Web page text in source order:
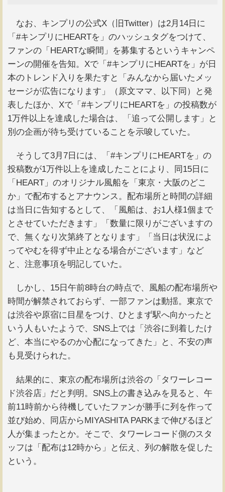
なお、キンプリの公式X（旧Twitter）は2月14日に
「#キンプリにHEARTを」のハッシュタグをつけて、
ファンの「HEARTな瞬間」を募集するというキャンペ
ーンの開催を告知。Xで「#キンプリにHEARTを」が日
本のトレンド入りを果たすと「みんなから届いたメッ
セージが広告になります」（原文ママ、以下同）と発
表したほか、Xで「#キンプリにHEARTを」の投稿数が
1万件以上を達成した場合は、「追って公開します」と
別の企画が待ち受けていることを示唆していた。
そうして3月7日には、「#キンプリにHEARTを」の
投稿数が1万件以上を達成したことにより、同15日に
「HEART」のオリジナル風船を「東京・大阪のどこ
か」で配布するとアナウンス。配布場所と時間の詳細
は当日に告知するとして、「風船は、お1人様1個まで
とさせていただきます」「数量に限りがございますの
で、無くなり次第終了となります」「当日は状況によ
ってやむを得ず中止となる場合がございます」など
と、注意事項を明記していた。
しかし、15日午前8時台の時点で、風船の配布場所や
時間が解禁されておらず、一部ファンは動揺。東京で
は渋谷や原宿に目星をつけ、ひとまず駅へ向かったと
いう人もいたようで、SNS上では「渋谷に到着したけ
ど、本当にやるのか心配になってきた」と、不安の声
も見受けられた。
結果的に、東京の配布場所は渋谷の「タワーレコー
ド渋谷店」だと判明。SNS上の書き込みを見ると、午
前11時前から待機していたファンが勝手に列を作って
並び始め、同店からMIYASHITA PARKまで伸びるほど
人が集まったとか。そこで、タワーレコード側のスタ
ッフは「配布は12時から」と伝え、列の解散を促した
という。